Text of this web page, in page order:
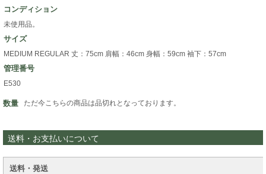
コンディション
未使用品。
サイズ
MEDIUM REGULAR 丈：75cm 肩幅：46cm 身幅：59cm 袖下：57cm
管理番号
E530
数量 ただ今こちらの商品は品切れとなっております。
送料・お支払いについて
送料・発送